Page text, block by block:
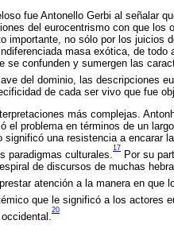
fue Antonello Gerbi al señalar
del eurocentrismo con que los
importante, no sólo por los juicios
masa exótica, de todo
se confunden y sumergen las
del dominio, las descripciones
de cada ser vivo que fue
más complejas.
el problema en términos de un
una resistencia a encarar
paradigmas culturales.
17
Por su
de discursos de muchas
atención a la manera en que
que le significó a los actores
20